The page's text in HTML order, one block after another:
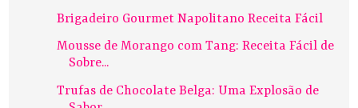
Brigadeiro Gourmet Napolitano Receita Fácil
Mousse de Morango com Tang: Receita Fácil de
Sobre...
Trufas de Chocolate Belga: Uma Explosão de